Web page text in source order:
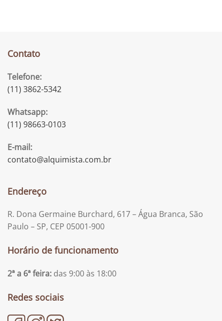
Contato
Telefone:
(11) 3862-5342
Whatsapp:
(11) 98663-0103
E-mail:
contato@alquimista.com.br
Endereço
R. Dona Germaine Burchard, 617 – Água Branca, São
Paulo – SP, CEP 05001-900
Horário de funcionamento
2ª a 6ª feira: das 9:00 às 18:00
Redes sociais